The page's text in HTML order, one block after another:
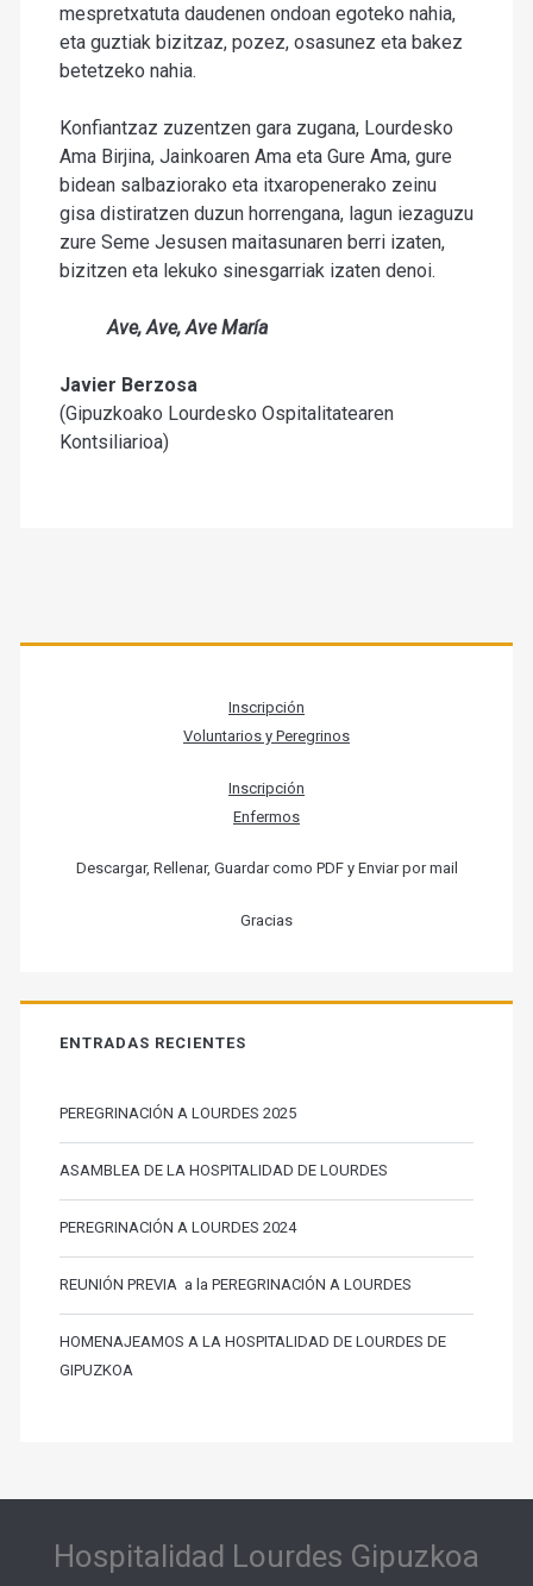
mespretxatuta daudenen ondoan egoteko nahia,
eta guztiak bizitzaz, pozez, osasunez eta bakez
betetzeko nahia.
Konfiantzaz zuzentzen gara zugana, Lourdesko
Ama Birjina, Jainkoaren Ama eta Gure Ama, gure
bidean salbaziorako eta itxaropenerako zeinu
gisa distiratzen duzun horrengana, lagun iezaguzu
zure Seme Jesusen maitasunaren berri izaten,
bizitzen eta lekuko sinesgarriak izaten denoi.
Ave, Ave, Ave María
Javier Berzosa
(Gipuzkoako Lourdesko Ospitalitatearen
Kontsiliarioa)
Barra
principal
Inscripción
Voluntarios y Peregrinos
Inscripción
Enfermos
Descargar, Rellenar, Guardar como PDF y Enviar por mail
Gracias
ENTRADAS RECIENTES
PEREGRINACIÓN A LOURDES 2025
ASAMBLEA DE LA HOSPITALIDAD DE LOURDES
PEREGRINACIÓN A LOURDES 2024
REUNIÓN PREVIA a la PEREGRINACIÓN A LOURDES
HOMENAJEAMOS A LA HOSPITALIDAD DE LOURDES DE
GIPUZKOA
Hospitalidad Lourdes Gipuzkoa